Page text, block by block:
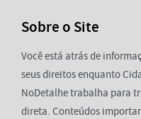
Sobre o Site
Você está atrás de
seus direitos enquanto
NoDetalhe trabalha para
direta. Conteúdos